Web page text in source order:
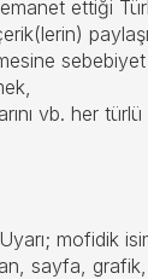
ettiği
vb. her
mofidik
sayfa, grafik,